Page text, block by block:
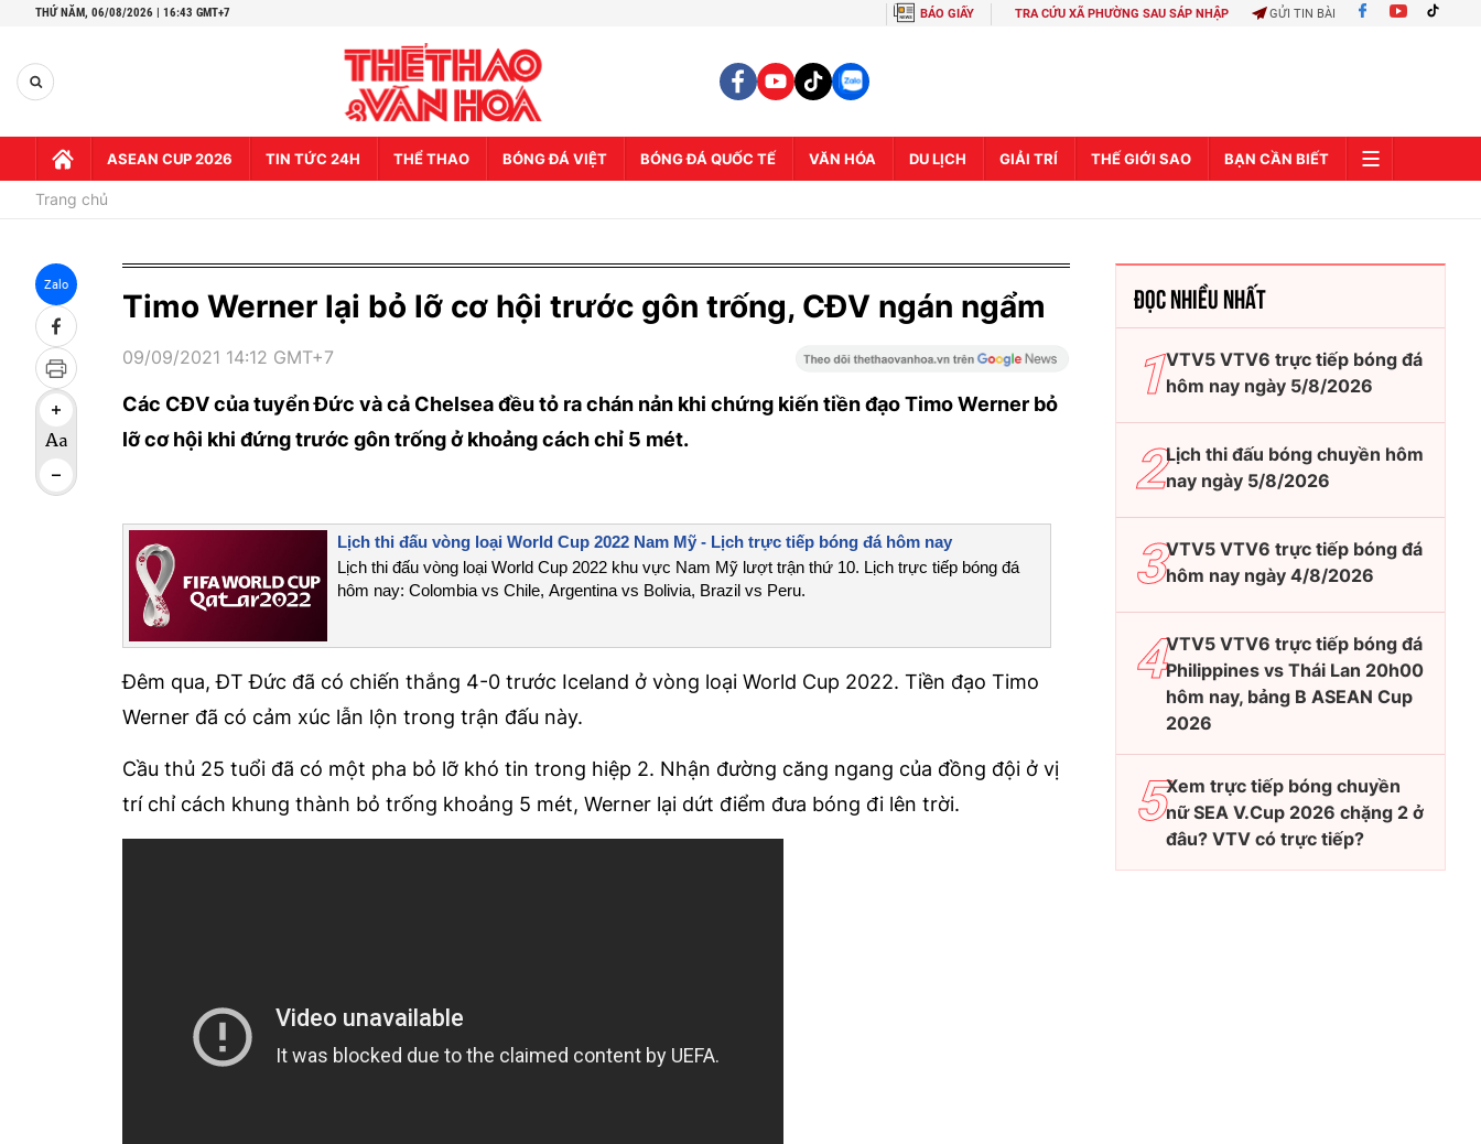
THỨ NĂM, 06/08/2026 | 16:43 GMT+7 BÁO GIẤY TRA CỨU XÃ PHƯỜNG SAU SÁP NHẬP GỬI TIN BÀI
ASEAN CUP 2026 TIN TỨC 24H THỂ THAO BÓNG ĐÁ VIỆT BÓNG ĐÁ QUỐC TẾ VĂN HÓA DU LỊCH GIẢI TRÍ THẾ GIỚI SAO BẠN CẦN BIẾT
Trang chủ
Zalo
Timo Werner lại bỏ lỡ cơ hội trước gôn trống, CĐV ngán ngẩm
09/09/2021 14:12 GMT+7
Các CĐV của tuyển Đức và cả Chelsea đều tỏ ra chán nản khi chứng kiến tiền đạo Timo Werner bỏ
lỡ cơ hội khi đứng trước gôn trống ở khoảng cách chỉ 5 mét.
Lịch thi đấu vòng loại World Cup 2022 Nam Mỹ - Lịch trực tiếp bóng đá hôm nay
Lịch thi đấu vòng loại World Cup 2022 khu vực Nam Mỹ lượt trận thứ 10. Lịch trực tiếp bóng đá
hôm nay: Colombia vs Chile, Argentina vs Bolivia, Brazil vs Peru.
Đêm qua, ĐT Đức đã có chiến thắng 4-0 trước Iceland ở vòng loại World Cup 2022. Tiền đạo Timo
Werner đã có cảm xúc lẫn lộn trong trận đấu này.
Cầu thủ 25 tuổi đã có một pha bỏ lỡ khó tin trong hiệp 2. Nhận đường căng ngang của đồng đội ở vị
trí chỉ cách khung thành bỏ trống khoảng 5 mét, Werner lại dứt điểm đưa bóng đi lên trời.
ĐỌC NHIỀU NHẤT
VTV5 VTV6 trực tiếp bóng đá
hôm nay ngày 5/8/2026
Lịch thi đấu bóng chuyền hôm
nay ngày 5/8/2026
VTV5 VTV6 trực tiếp bóng đá
hôm nay ngày 4/8/2026
VTV5 VTV6 trực tiếp bóng đá
Philippines vs Thái Lan 20h00
hôm nay, bảng B ASEAN Cup
2026
Xem trực tiếp bóng chuyền
nữ SEA V.Cup 2026 chặng 2 ở
đâu? VTV có trực tiếp?